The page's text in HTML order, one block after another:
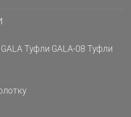
Туфли GALA-08 Туфли